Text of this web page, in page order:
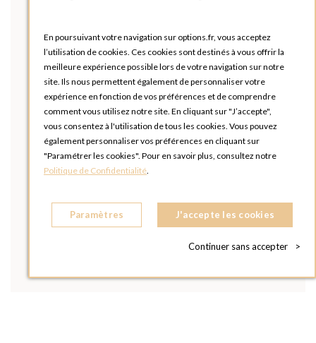
En poursuivant votre navigation sur options.fr, vous acceptez
l’utilisation de cookies. Ces cookies sont destinés à vous offrir la
meilleure expérience possible lors de votre navigation sur notre
site. Ils nous permettent également de personnaliser votre
expérience en fonction de vos préférences et de comprendre
comment vous utilisez notre site. En cliquant sur "J’accepte",
vous consentez à l'utilisation de tous les cookies. Vous pouvez
également personnaliser vos préférences en cliquant sur
"Paramétrer les cookies". Pour en savoir plus, consultez notre
Politique de Confidentialité.
Paramètres J'accepte les cookies
Continuer sans accepter >